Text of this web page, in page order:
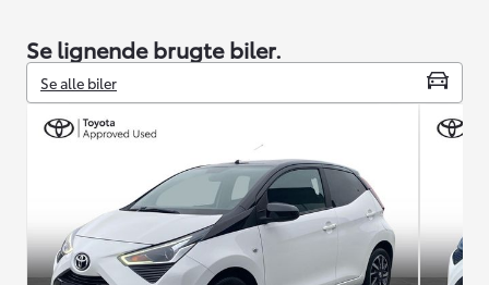
Se lignende brugte biler.
Se alle biler